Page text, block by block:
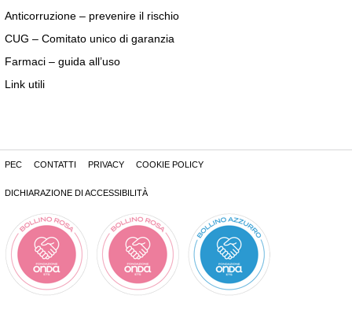
Anticorruzione – prevenire il rischio
CUG – Comitato unico di garanzia
Farmaci – guida all’uso
Link utili
PEC CONTATTI PRIVACY COOKIE POLICY
DICHIARAZIONE DI ACCESSIBILITÀ